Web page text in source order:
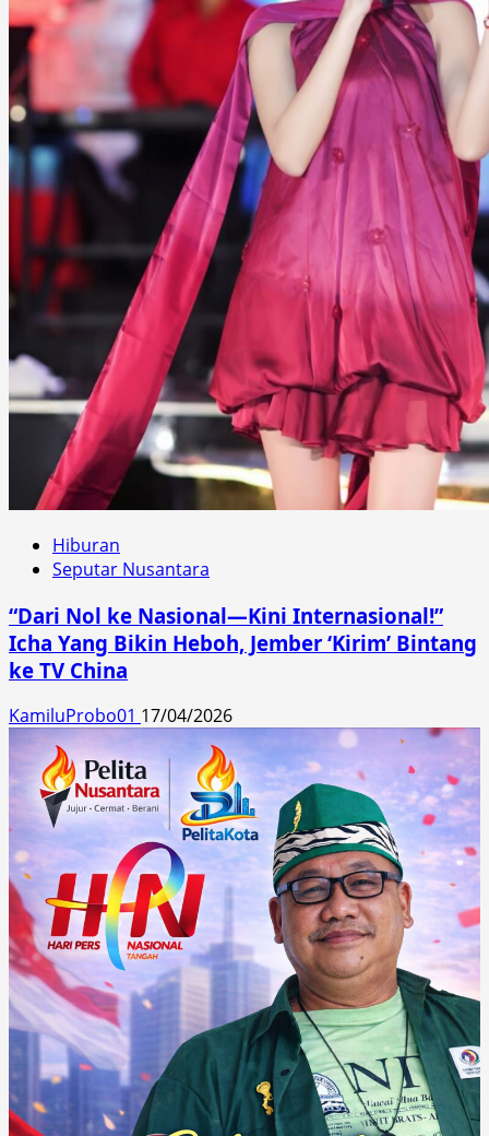
Hiburan
Seputar Nusantara
“Dari Nol ke Nasional—Kini Internasional!”
Icha Yang Bikin Heboh, Jember ‘Kirim’ Bintang
ke TV China
KamiluProbo01 17/04/2026